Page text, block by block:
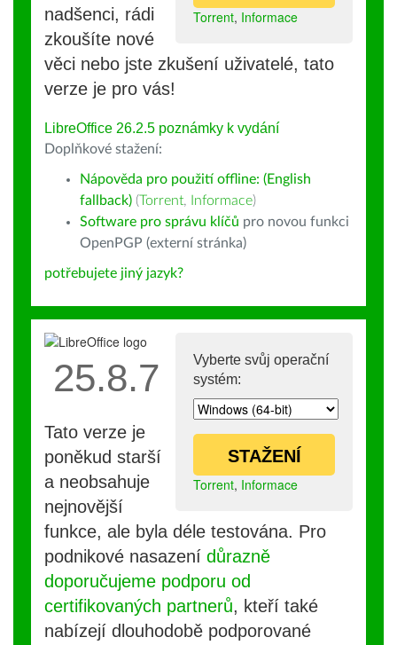
Torrent, Informace
nadšenci, rádi
zkoušíte nové
věci nebo jste zkušení uživatelé, tato
verze je pro vás!
LibreOffice 26.2.5 poznámky k vydání
Doplňkové stažení:
Nápověda pro použití offline: (English
fallback) (Torrent, Informace)
Software pro správu klíčů pro novou funkci
OpenPGP (externí stránka)
potřebujete jiný jazyk?
Vyberte svůj operační
systém:
STAŽENÍ
Torrent, Informace
25.8.7
Tato verze je
poněkud starší
a neobsahuje
nejnovější
funkce, ale byla déle testována. Pro
podnikové nasazení důrazně
doporučujeme podporu od
certifikovaných partnerů, kteří také
nabízejí dlouhodobě podporované